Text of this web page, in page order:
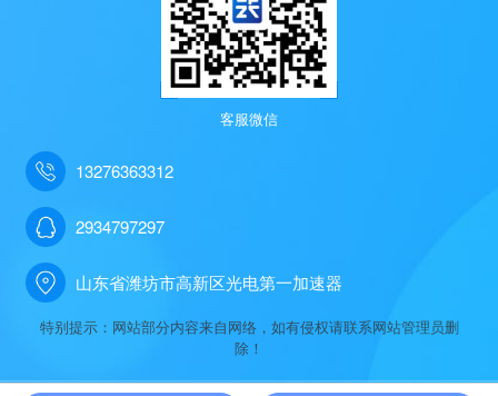
客服微信
13276363312
2934797297
山东省潍坊市高新区光电第一加速器
特别提示：网站部分内容来自网络，如有侵权请联系网站管理员删
除！